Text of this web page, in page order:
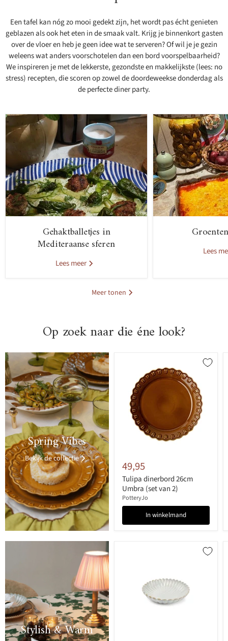
Een tafel kan nóg zo mooi gedekt zijn, het wordt pas écht genieten
geblazen als ook het eten in de smaak valt. Krijg je binnenkort gasten
over de vloer en heb je geen idee wat te serveren? Of wil je je gezin
weleens wat anders voorschotelen dan een bord voorspelbaarheid?
We inspireren je met de lekkerste, gezondste en makkelijkste (lees: no
stress) recepten, die scoren op zowel de doordeweekse donderdag als
de perfecte diner party.
Gehaktballetjes in
Mediteraanse sferen
Lees meer
Lees
Meer tonen
Op zoek naar die éne look?
>
Spring Vibes
Bekijk de collectie
49,95
Tulipa dinerbord 26cm
Umbra (set van 2)
PotteryJo
In winkelmand
Stylish & Warm